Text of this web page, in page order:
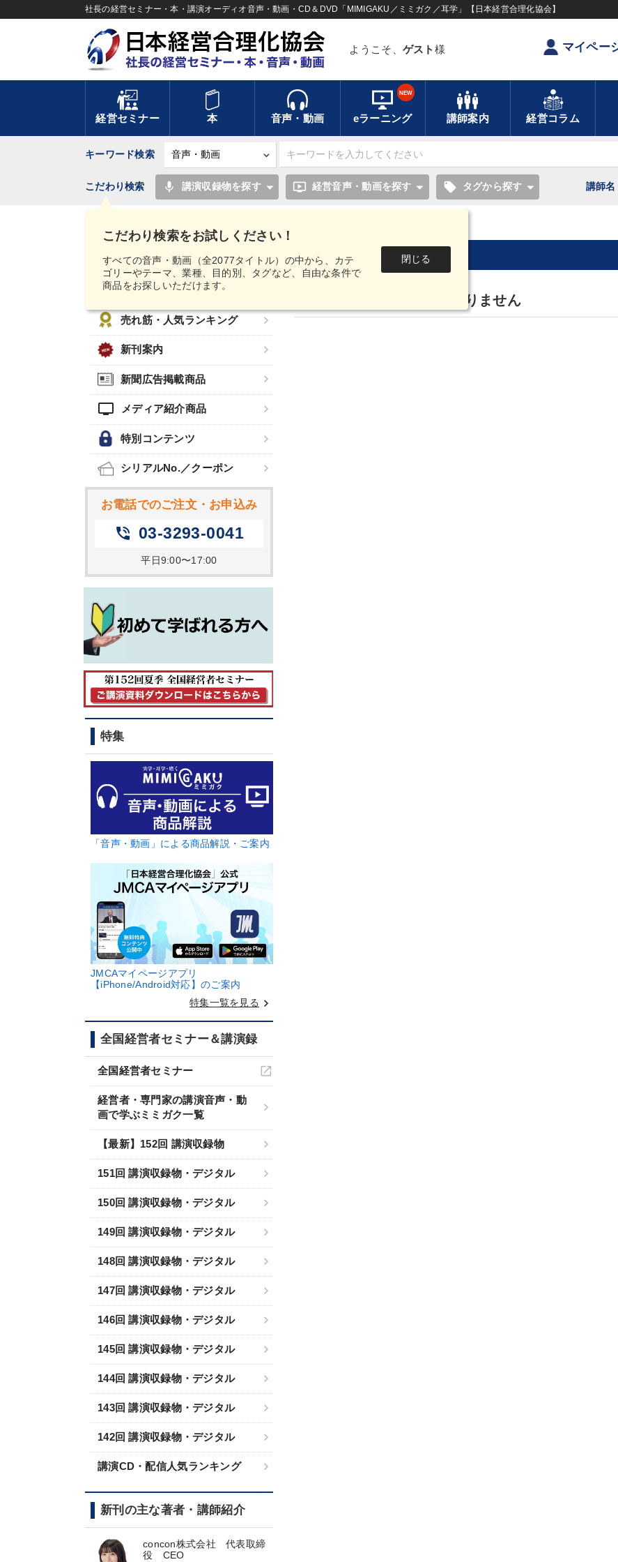
社長の経営セミナー・本・講演オーディオ音声・動画・CD＆DVD「MIMIGAKU／ミミガク／耳学」【日本経営合理化協会】
ようこそ、 ゲスト 様 マイペー
経営セミナー 本 音声・動画 eラーニング
NEW
講師案内 経営コラム
キーワード検索
こだわり検索をお試しください！
すべての音声・動画（全2077タイトル）の中から、カテ
ゴリーやテーマ、業種、目的別、タグなど、自由な条件で
商品をお探しいただけます。
閉じる
こだわり検索 mic 講演収録物を探す ondemand_video 経営音声・動画を探す local_offer タグから探す 講師名
サイト総合案内
初めての方へ
売れ筋・人気ランキング
新刊案内
新聞広告掲載商品
tv メディア紹介商品
特別コンテンツ
シリアルNo.／クーポン
お電話でのご注文・お申込み
phone_in_talk 03-3293-0041
平日9:00〜17:00
特集
「音声・動画」による商品解説・ご案内
JMCAマイページアプリ
【iPhone/Android対応】のご案内
特集一覧を見る keyboard_arrow_right
全国経営者セミナー＆講演録
全国経営者セミナー
経営者・専門家の講演音声・動
画で学ぶミミガク一覧
【最新】152回 講演収録物
151回 講演収録物・デジタル
150回 講演収録物・デジタル
149回 講演収録物・デジタル
148回 講演収録物・デジタル
147回 講演収録物・デジタル
146回 講演収録物・デジタル
145回 講演収録物・デジタル
144回 講演収録物・デジタル
143回 講演収録物・デジタル
142回 講演収録物・デジタル
講演CD・配信人気ランキング
新刊の主な著者・講師紹介
concon株式会社 代表取締
役 CEO
健康・メンタルヘルス
健康・メンタルヘルスはありません